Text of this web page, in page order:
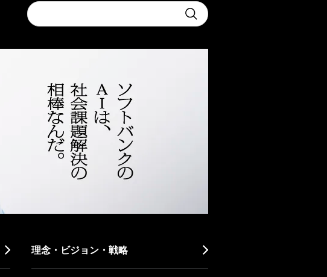
Conduct
a
search
Submit
理念・ビジョン・戦略